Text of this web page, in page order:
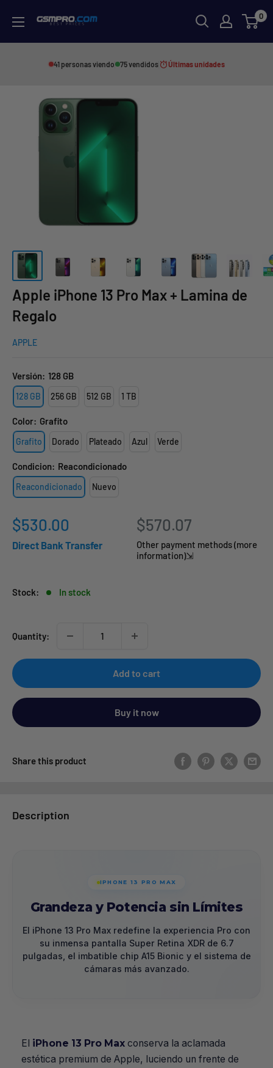
content
GSMPRO.CL
0
41 personas viendo 75 vendidos Últimas unidades
Apple iPhone 13 Pro Max + Lamina de
Regalo
APPLE
Versión: 128 GB
128 GB 256 GB 512 GB 1 TB
Color: Grafito
Grafito Dorado Plateado Azul Verde
Condicion: Reacondicionado
Reacondicionado Nuevo
Sale
price
$530.00
Direct Bank Transfer
$570.07
Other payment methods (more
information)⇲
Stock: In stock
Quantity:
Add to cart
Buy it now
Share this product
Description
IPHONE 13 PRO MAX
Grandeza y Potencia sin Límites
El iPhone 13 Pro Max redefine la experiencia Pro con
su inmensa pantalla Super Retina XDR de 6.7
pulgadas, el imbatible chip A15 Bionic y el sistema de
cámaras más avanzado.
El iPhone 13 Pro Max conserva la aclamada
estética premium de Apple, luciendo un frente de